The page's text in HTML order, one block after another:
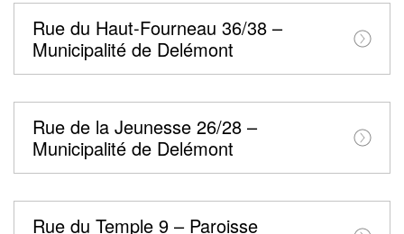
Rue du Haut-Fourneau 36/38 –
Municipalité de Delémont
Rue de la Jeunesse 26/28 –
Municipalité de Delémont
Rue du Temple 9 – Paroisse